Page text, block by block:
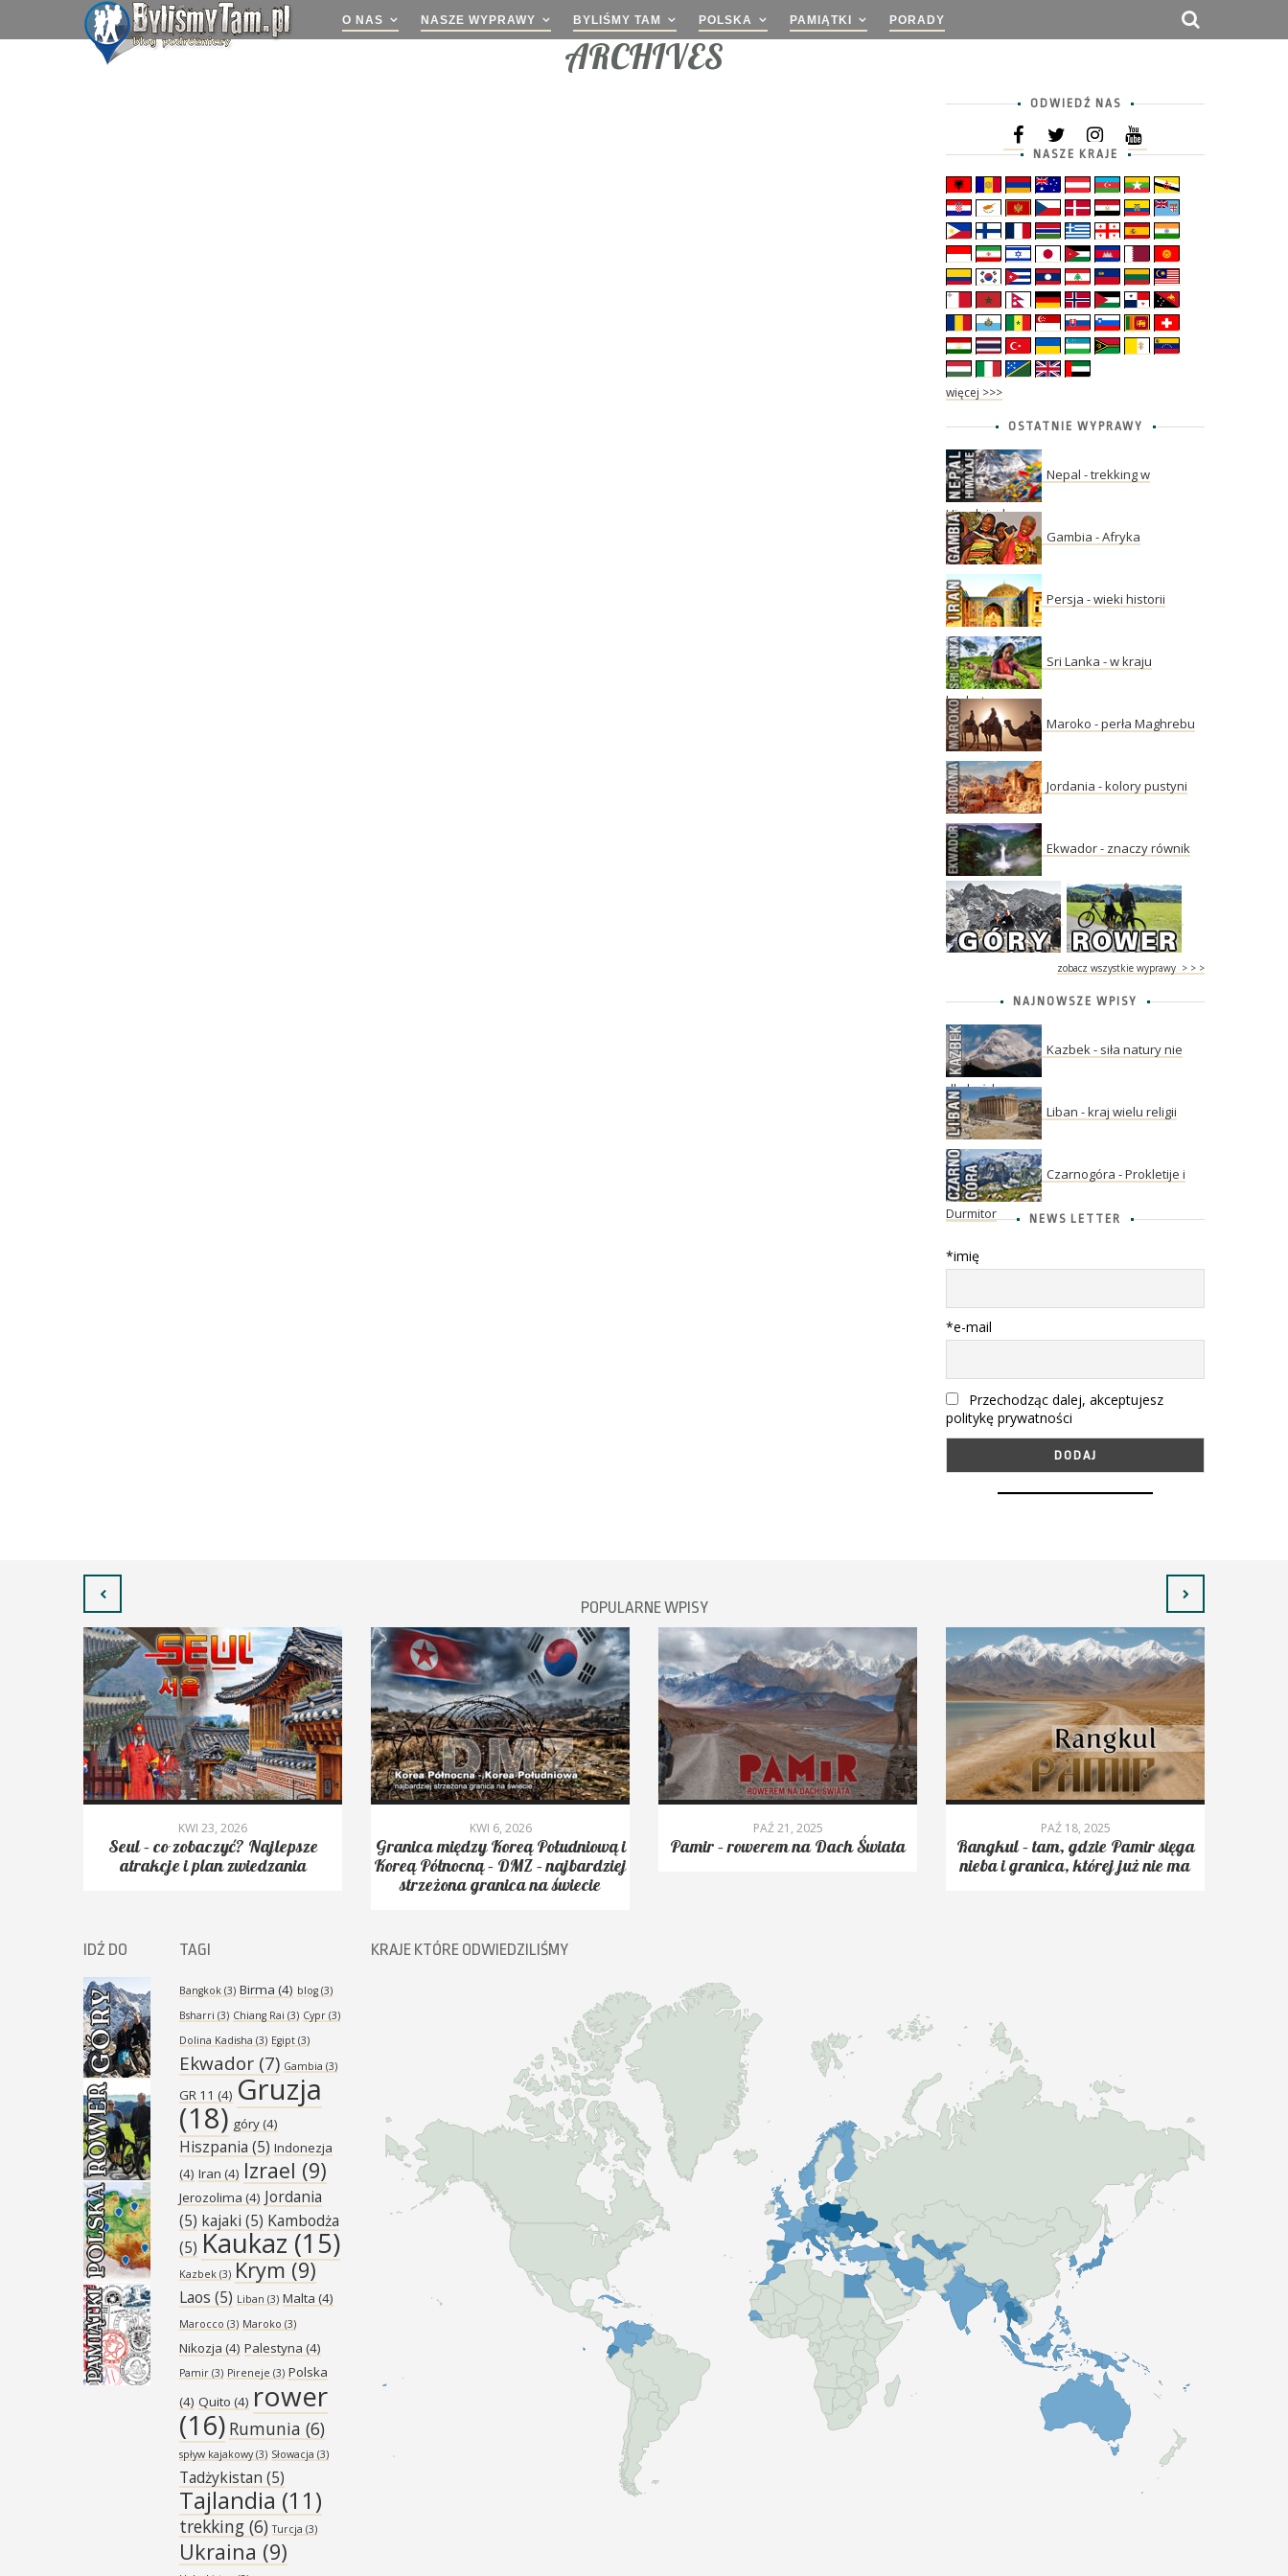
O NAS NASZE WYPRAWY BYLIŚMY TAM POLSKA PAMIĄTKI PORADY
ARCHIVES
ODWIEDŹ NAS
NASZE KRAJE
więcej >>>
OSTATNIE WYPRAWY
Nepal - trekking w
Himalajach
Gambia - Afryka
Persja - wieki historii
Sri Lanka - w kraju
herbaty
Maroko - perła Maghrebu
Jordania - kolory pustyni
Ekwador - znaczy równik
zobacz wszystkie wyprawy > > >
NAJNOWSZE WPISY
Kazbek - siła natury nie
dla każdego
Liban - kraj wielu religii
Czarnogóra - Prokletije i
Durmitor NEWS LETTER
*imię
*e-mail
Przechodząc dalej, akceptujesz
politykę prywatności
POPULARNE WPISY
KWI 23, 2026
Seul – co zobaczyć? Najlepsze
atrakcje i plan zwiedzania
KWI 6, 2026
Granica między Koreą Południową i
Koreą Północną – DMZ – najbardziej
strzeżona granica na świecie
PAŹ 21, 2025
Pamir – rowerem na Dach Świata
PAŹ 18, 2025
Rangkul – tam, gdzie Pamir sięga
nieba i granica, której już nie ma
IDŹ DO TAGI
Bangkok (3) Birma (4) blog (3)
Bsharri (3) Chiang Rai (3) Cypr (3)
Dolina Kadisha (3) Egipt (3)
Ekwador (7) Gambia (3)
GR 11 (4) Gruzja
(18) góry(4)
Hiszpania (5) Indonezja
(4) Iran (4) Izrael (9)
Jerozolima (4) Jordania
(5) kajaki (5) Kambodża
(5) Kaukaz(15)
Kazbek (3) Krym(9)
Laos (5) Liban (3) Malta (4)
Marocco (3) Maroko (3)
Nikozja (4) Palestyna (4)
Pamir (3) Pireneje (3) Polska
(4) Quito (4) rower
(16) Rumunia (6)
spływ kajakowy(3) Słowacja (3)
Tadżykistan (5)
Tajlandia (11)
trekking (6) Turcja (3)
Ukraina (9)
KRAJE KTÓRE ODWIEDZILIŚMY